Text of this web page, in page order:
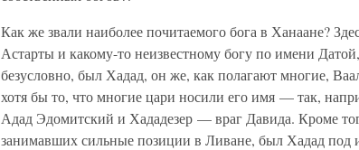
Как же звали наиболее почитаемого бога в Ханаане?
Астарты и какому-то неизвестному богу по имени
безусловно, был Хадад, он же, как полагают многие,
хотя бы то, что многие цари носили его имя — так,
Адад Эдомитский и Хададезер — враг Давида. Кроме
занимавших сильные позиции в Ливане, был Хадад под